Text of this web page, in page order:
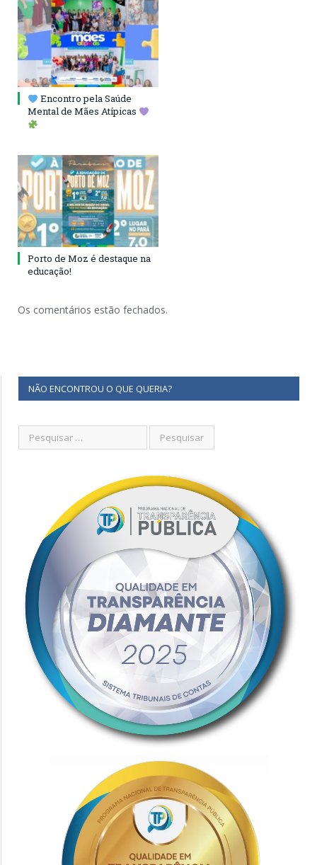
Encontro pela Saúde
Mental de Mães Atípicas
Porto de Moz é destaque na
educação!
Os comentários estão fechados.
NÃO ENCONTROU O QUE QUERIA?